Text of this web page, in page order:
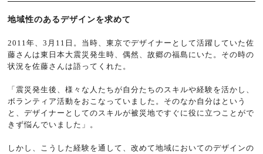
地域性のあるデザインを求めて
2011年、3月11日。当時、東京でデザイナーとして活躍していた佐
藤さんは東日本大震災発生時、偶然、故郷の福島にいた。その時の
状況を佐藤さんは語ってくれた。
「震災発生後、様々な人たちが自分たちのスキルや経験を活かし、
ボランティア活動をおこなっていました。そのなか自分はという
と、デザイナーとしてのスキルが被災地ですぐに役に立つことがで
きず悩んでいました」。
しかし、こうした経験を通して、改めて地域においてのデザインの